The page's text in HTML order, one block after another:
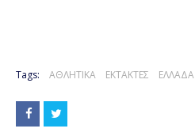
Tags: ΑΘΛΗΤΙΚΑ ΕΚΤΑΚΤΕΣ ΕΛΛΑΔΑ